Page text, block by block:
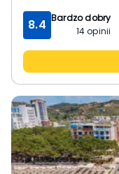
8.4 Bardzo dobry
14opinii